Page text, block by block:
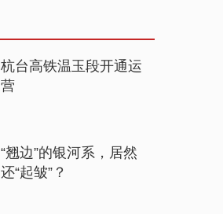
杭台高铁温玉段开通运
营
“翘边”的银河系，居然
还“起皱”？